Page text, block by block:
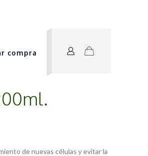
compra
de nuevas células y evitar la